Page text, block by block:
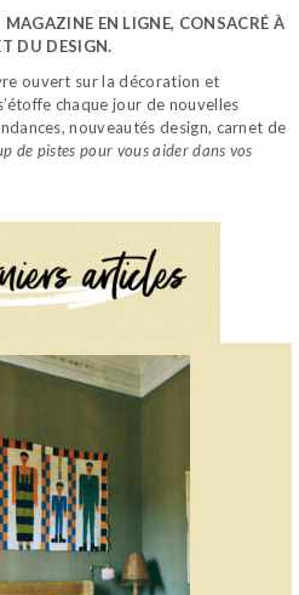
MAGAZINE EN LIGNE, CONSACRÉ À
DU DESIGN.
ouvert sur la décoration et
chaque jour de nouvelles
nouveautés design, carnet de
de pistes pour vous aider dans vos